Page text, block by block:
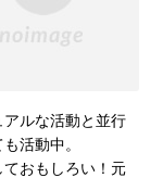
ルな活動と並行
活動中。
おもしろい！元